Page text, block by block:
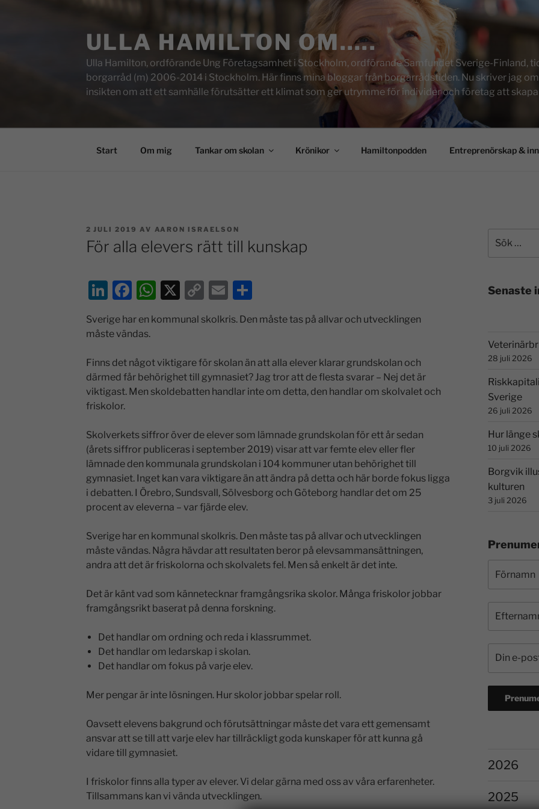
ULLA HAMILTON OM…..
Ulla Hamilton, ordförande Ung Företagsamhet i Stockholm, ordförande Samfundet Sverige-Finland,
borgarråd (m) 2006-2014 i Stockholm. Här finns mina bloggar från borgarrådstiden. Nu skriver jag
insikten om att ett samhälle förutsätter ett klimat som ger utrymme för individer och företag att
Start Om mig Tankar om skolan Krönikor Hamiltonpodden Entreprenörskap &
2 JULI 2019 AV AARON ISRAELSON
För alla elevers rätt till kunskap
Li
n
k
dI
n
F
c
b
o
W
at
A
p
X
C
o
p
Li
n
E
m
ai
D
a
Sverige har en kommunal skolkris. Den måste tas på allvar och utvecklingen
måste vändas.
Finns det något viktigare för skolan än att alla elever klarar grundskolan och
därmed får behörighet till gymnasiet? Jag tror att de flesta svarar – Nej det är
viktigast. Men skoldebatten handlar inte om detta, den handlar om skolvalet och
friskolor.
Skolverkets siffror över de elever som lämnade grundskolan för ett år sedan
(årets siffror publiceras i september 2019) visar att var femte elev eller fler
lämnade den kommunala grundskolan i 104 kommuner utan behörighet till
gymnasiet. Inget kan vara viktigare än att ändra på detta och här borde fokus ligga
i debatten. I Örebro, Sundsvall, Sölvesborg och Göteborg handlar det om 25
procent av eleverna – var fjärde elev.
Sverige har en kommunal skolkris. Den måste tas på allvar och utvecklingen
måste vändas. Några hävdar att resultaten beror på elevsammansättningen,
andra att det är friskolorna och skolvalets fel. Men så enkelt är det inte.
Det är känt vad som kännetecknar framgångsrika skolor. Många friskolor jobbar
framgångsrikt baserat på denna forskning.
Det handlar om ordning och reda i klassrummet.
Det handlar om ledarskap i skolan.
Det handlar om fokus på varje elev.
Mer pengar är inte lösningen. Hur skolor jobbar spelar roll.
Oavsett elevens bakgrund och förutsättningar måste det vara ett gemensamt
ansvar att se till att varje elev har tillräckligt goda kunskaper för att kunna gå
vidare till gymnasiet.
I friskolor finns alla typer av elever. Vi delar gärna med oss av våra erfarenheter.
Tillsammans kan vi vända utvecklingen.
Senaste
28 juli 2026
Sverige
26 juli 2026
Hur länge
10 juli 2026
Borgvik
kulturen
3 juli 2026
2026
2025